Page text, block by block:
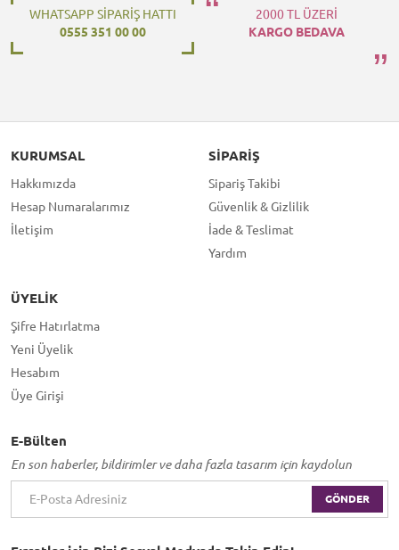
WHATSAPP SİPARİŞ HATTI
0555 351 00 00
2000 TL ÜZERİ
KARGO BEDAVA
KURUMSAL
Hakkımızda
Hesap Numaralarımız
İletişim
SIPARIŞ
Sipariş Takibi
Güvenlik & Gizlilik
İade & Teslimat
Yardım
ÜYELIK
Şifre Hatırlatma
Yeni Üyelik
Hesabım
Üye Girişi
E-Bülten
En son haberler, bildirimler ve daha fazla tasarım için kaydolun
GÖNDER